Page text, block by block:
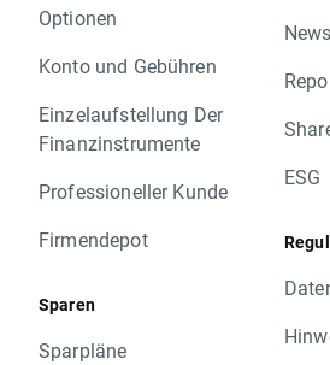
Optionen
Konto und Gebühren
Einzelaufstellung Der
Finanzinstrumente
Professioneller Kunde
Firmendepot
Sparen
Sparpläne
News
ESG